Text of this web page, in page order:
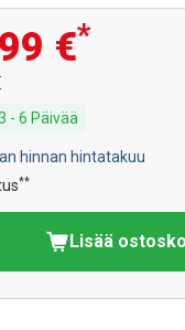
€*
- 6 Päivää
hinnan hintatakuu
**
Lisää